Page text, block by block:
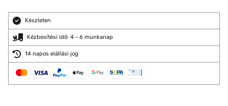
Készleten
Kézbesítési idő: 4 - 6 munkanap
14 napos elállási jog